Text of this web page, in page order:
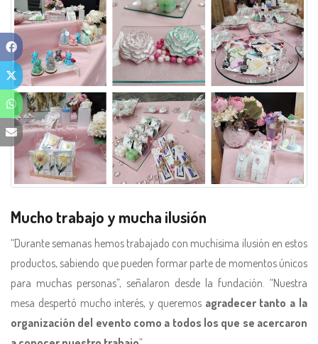
Mucho trabajo y mucha ilusión
“Durante semanas hemos trabajado con muchísima ilusión en estos
productos, sabiendo que pueden formar parte de momentos únicos
para muchas personas”, señalaron desde la fundación. “Nuestra
mesa despertó mucho interés, y queremos agradecer tanto a la
organización del evento como a todos los que se acercaron